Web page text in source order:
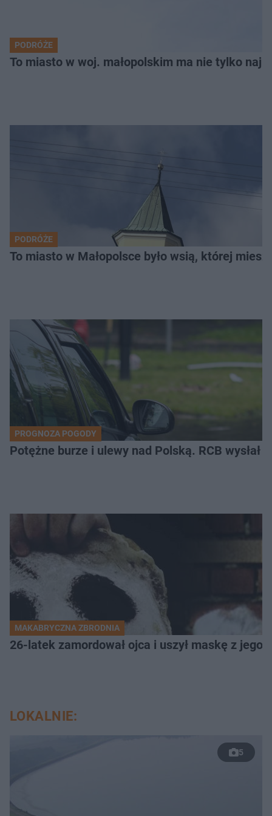
PODRÓŻE
To miasto w woj. małopolskim ma nie tylko
PODRÓŻE
To miasto w Małopolsce było wsią, której
PROGNOZA POGODY
Potężne burze i ulewy nad Polską. RCB
MAKABRYCZNA ZBRODNIA
26-latek zamordował ojca i uszył maskę z
LOKALNIE:
5